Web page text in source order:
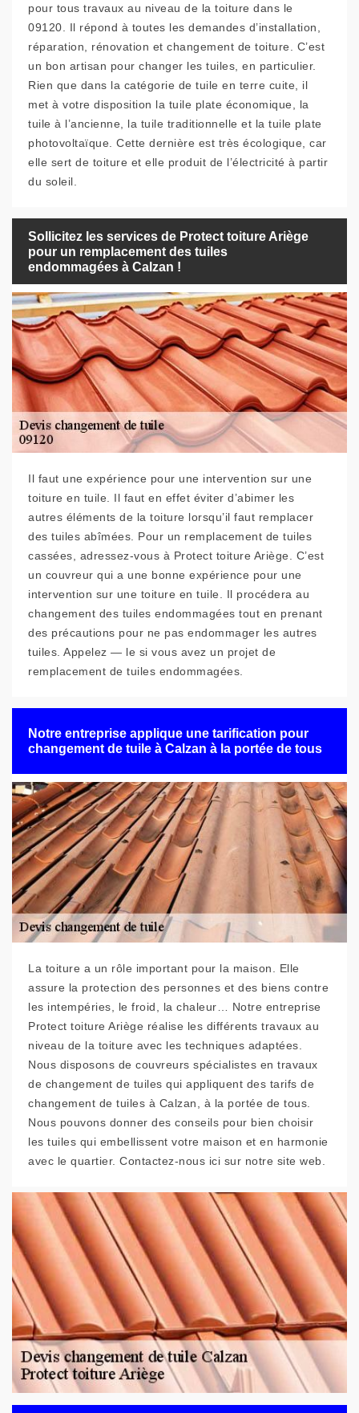
pour tous travaux au niveau de la toiture dans le
09120. Il répond à toutes les demandes d’installation,
réparation, rénovation et changement de toiture. C’est
un bon artisan pour changer les tuiles, en particulier.
Rien que dans la catégorie de tuile en terre cuite, il
met à votre disposition la tuile plate économique, la
tuile à l’ancienne, la tuile traditionnelle et la tuile plate
photovoltaïque. Cette dernière est très écologique, car
elle sert de toiture et elle produit de l’électricité à partir
du soleil.
Sollicitez les services de Protect toiture Ariège
pour un remplacement des tuiles
endommagées à Calzan !
Il faut une expérience pour une intervention sur une
toiture en tuile. Il faut en effet éviter d’abimer les
autres éléments de la toiture lorsqu’il faut remplacer
des tuiles abîmées. Pour un remplacement de tuiles
cassées, adressez-vous à Protect toiture Ariège. C’est
un couvreur qui a une bonne expérience pour une
intervention sur une toiture en tuile. Il procédera au
changement des tuiles endommagées tout en prenant
des précautions pour ne pas endommager les autres
tuiles. Appelez — le si vous avez un projet de
remplacement de tuiles endommagées.
Notre entreprise applique une tarification pour
changement de tuile à Calzan à la portée de tous
La toiture a un rôle important pour la maison. Elle
assure la protection des personnes et des biens contre
les intempéries, le froid, la chaleur… Notre entreprise
Protect toiture Ariège réalise les différents travaux au
niveau de la toiture avec les techniques adaptées.
Nous disposons de couvreurs spécialistes en travaux
de changement de tuiles qui appliquent des tarifs de
changement de tuiles à Calzan, à la portée de tous.
Nous pouvons donner des conseils pour bien choisir
les tuiles qui embellissent votre maison et en harmonie
avec le quartier. Contactez-nous ici sur notre site web.